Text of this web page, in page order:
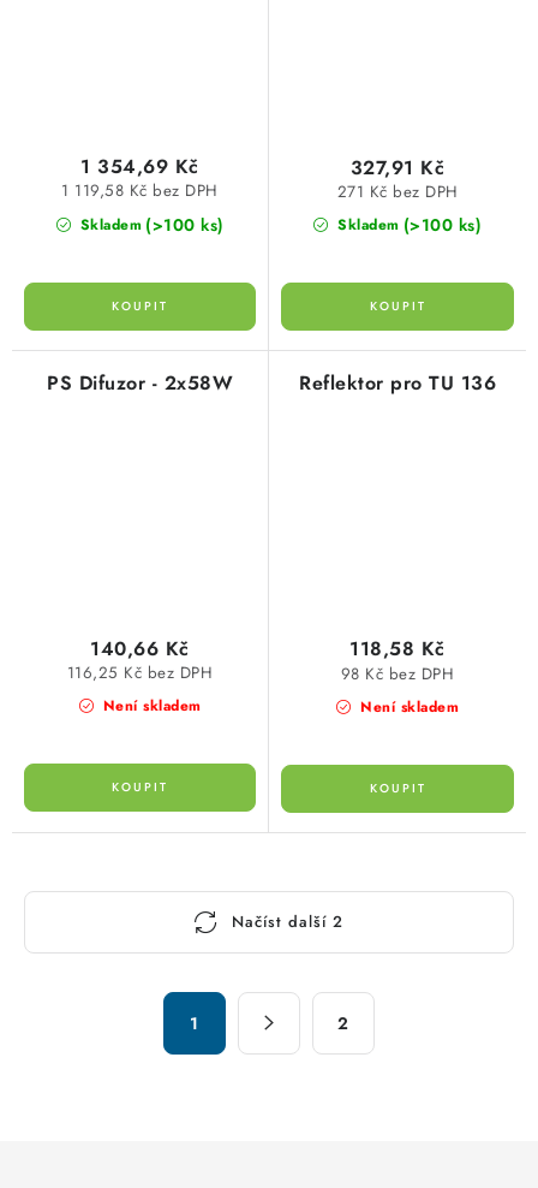
Skladem (>100 ks)
1 119,58 Kč bez DPH
1 354,69 Kč
Skladem (>100 ks)
271 Kč bez DPH
327,91 Kč
PS Difuzor - 2x58W
Není skladem
116,25 Kč bez DPH
140,66 Kč
Reflektor pro TU 136
Není skladem
98 Kč bez DPH
118,58 Kč
O
Načíst další 2
1 2